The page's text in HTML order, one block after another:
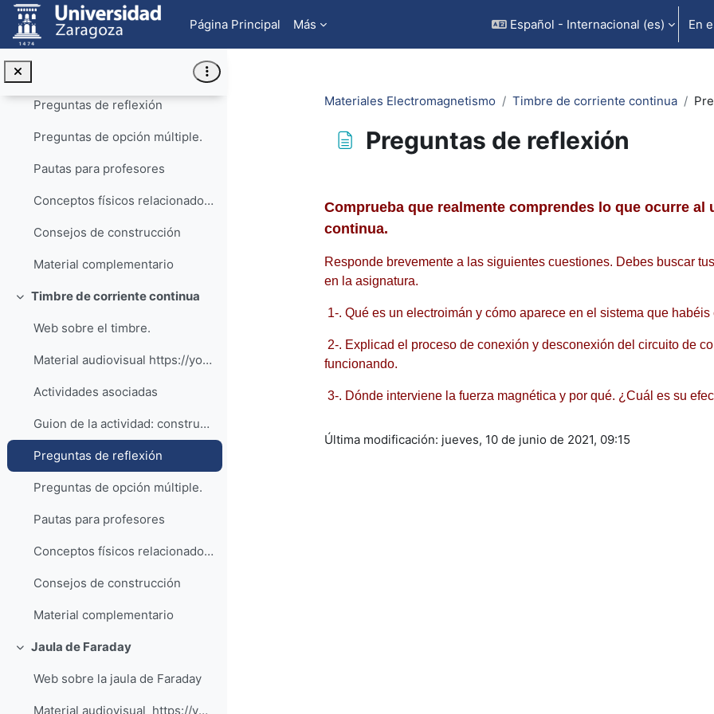
Salta al contenido principal
Página Principal
Más Español - Internacional ‎(es)‎ En
Actividades asociadas
Guion de la actividad: construye tu propio motor eléctrico
Preguntas de reflexión
Preguntas de opción múltiple.
Pautas para profesores
Conceptos físicos relacionados con la actividad
Consejos de construcción
Material complementario
Colapsar
Timbre de corriente continua
Web sobre el timbre.
Material audiovisual https://youtu.be/C-Naxs6...
Actividades asociadas
Guion de la actividad: construye tu propio timbre
Preguntas de reflexión
Preguntas de opción múltiple.
Pautas para profesores
Conceptos físicos relacionados con la actividad
Consejos de construcción
Material complementario
Colapsar
Jaula de Faraday
Web sobre la jaula de Faraday
Material audiovisual https://youtu.be/B...
Materiales Electromagnetismo Timbre de corriente continua
Preguntas de reflexión
Comprueba que realmente comprendes lo que ocurre
continua.
Responde brevemente a las siguientes cuestiones. Debes buscar
en la asignatura.
1-. Qué es un electroimán y cómo aparece en el sistema que habéis
2-. Explicad el proceso de conexión y desconexión del circuito de
funcionando.
3-. Dónde interviene la fuerza magnética y por qué. ¿Cuál es su
Última modificación: jueves, 10 de junio de 2021, 09:15